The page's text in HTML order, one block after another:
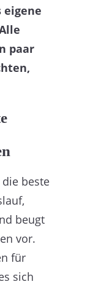
eigene
paar
beste
beugt
vor.
für
sich